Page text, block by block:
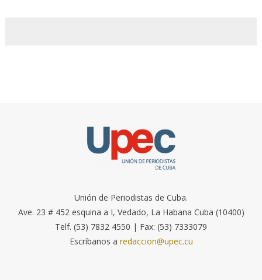
Unión de Periodistas de Cuba.
Ave. 23 # 452 esquina a I, Vedado, La Habana Cuba (10400)
Telf. (53) 7832 4550 | Fax: (53) 7333079
Escríbanos a redaccion@upec.cu